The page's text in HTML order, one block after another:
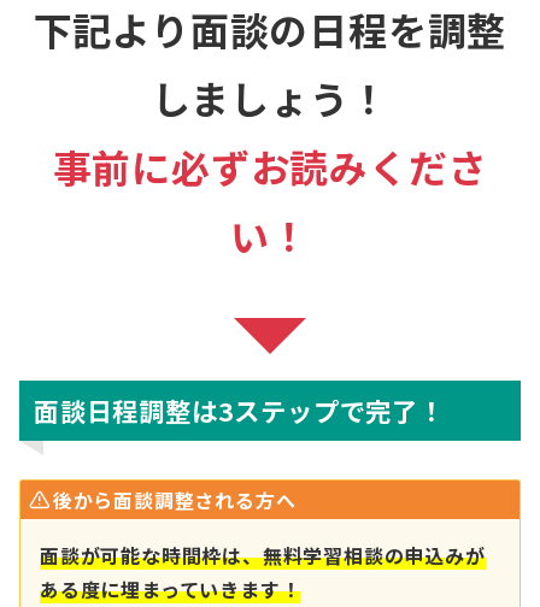
下記より面談の日程を調整
しましょう！
事前に必ずお読みくださ
い！
面談日程調整は3ステップで完了！
後から面談調整される方へ
面談が可能な時間枠は、無料学習相談の申込みが
ある度に埋まっていきます！